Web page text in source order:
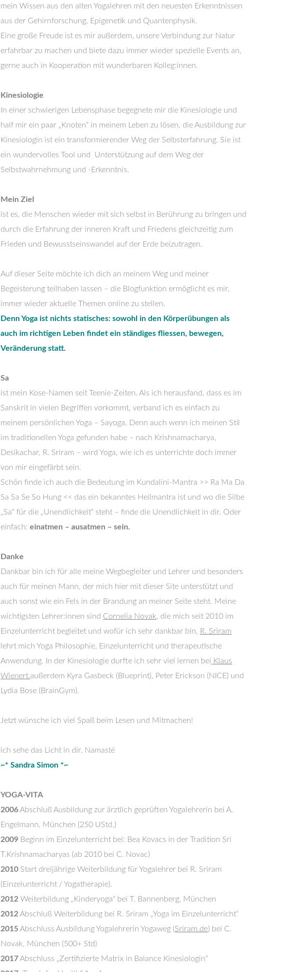
mein Wissen aus den alten Yogalehren mit den neuesten Erkenntnissen
aus der Gehirnforschung, Epigenetik und Quantenphysik.
Eine große Freude ist es mir außerdem, unsere Verbindung zur Natur
erfahrbar zu machen und biete dazu immer wieder spezielle Events an,
gerne auch in Kooperation mit wunderbaren Kolleg:innen.
Kinesiologie
In einer schwierigen Lebensphase begegnete mir die Kinesiologie und
half mir ein paar „Knoten“ in meinem Leben zu lösen, die Ausbildung zur
Kinesiologin ist ein transformierender Weg der Selbsterfahrung. Sie ist
ein wundervolles Tool und Unterstützung auf dem Weg der
Selbstwahrnehmung und -Erkenntnis.
Mein Ziel
ist es, die Menschen wieder mit sich selbst in Berührung zu bringen und
durch die Erfahrung der inneren Kraft und Friedens gleichzeitig zum
Frieden und Bewusstseinswandel auf der Erde beizutragen.
Auf dieser Seite möchte ich dich an meinem Weg und meiner
Begeisterung teilhaben lassen – die Blogfunktion ermöglicht es mir,
immer wieder aktuelle Themen online zu stellen.
Denn Yoga ist nichts statisches: sowohl in den Körperübungen als
auch im richtigen Leben findet ein ständiges fliessen, bewegen,
Veränderung statt.
Sa
ist mein Kose-Namen seit Teenie-Zeiten. Als ich herausfand, dass es im
Sanskrit in vielen Begriffen vorkommt, verband ich es einfach zu
meinem persönlichen Yoga – Sayoga. Denn auch wenn ich meinen Stil
im traditionellen Yoga gefunden habe – nach Krishnamacharya,
Desikachar, R. Sriram – wird Yoga, wie ich es unterrichte doch immer
von mir eingefärbt sein.
Schön finde ich auch die Bedeutung im Kundalini-Mantra >> Ra Ma Da
Sa Sa Se So Hung << das ein bekanntes Heilmantra ist und wo die Silbe
„Sa“ für die „Unendlichkeit“ steht – finde die Unendlichkeit in dir. Oder
einfach: einatmen – ausatmen – sein.
Danke
Dankbar bin ich für alle meine Wegbegleiter und Lehrer und besonders
auch für meinen Mann, der mich hier mit dieser Site unterstützt und
auch sonst wie ein Fels in der Brandung an meiner Seite steht. Meine
wichtigsten Lehrer:innen sind Cornelia Novak, die mich seit 2010 im
Einzelunterricht begleitet und wofür ich sehr dankbar bin, R. Sriram
lehrt mich Yoga Philosophie, Einzelunterricht und therapeutische
Anwendung. In der Kinesiologie durfte ich sehr viel lernen bei Klaus
Wienert.außerdem Kyra Gasbeck (Blueprint), Peter Erickson (NICE) und
Lydia Bose (BrainGym).
Jetzt wünsche ich viel Spaß beim Lesen und Mitmachen!
ich sehe das Licht in dir. Namasté
~* Sandra Simon *~
YOGA-VITA
2006 Abschluß Ausbildung zur ärztlich geprüften Yogalehrerin bei A.
Engelmann, München (250 UStd.)
2009 Beginn im Einzelunterricht bei: Bea Kovacs in der Tradition Sri
T.Krishnamacharyas (ab 2010 bei C. Novac)
2010 Start dreijährige Weiterbildung für Yogalehrer bei R. Sriram
(Einzelunterricht / Yogatherapie).
2012 Weiterbildung „Kinderyoga“ bei T. Bannenberg, München
2012 Abschluß Weiterbildung bei R. Sriram „Yoga im Einzelunterricht“
2015 Abschluss Ausbildung Yogalehrerin Yogaweg (Sriram.de) bei C.
Novak, München (500+ Std)
2017 Abschluss „Zertifizierte Matrix in Balance Kinesiologin“